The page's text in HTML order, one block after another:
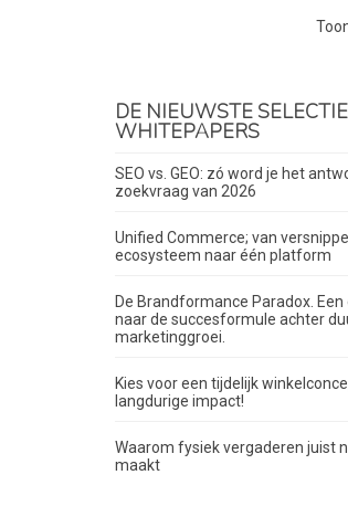
DE NIEUWSTE SELECTIE
WHITEPAPERS
SEO vs. GEO: zó word je het
zoekvraag van 2026
Unified Commerce; van
ecosysteem naar één platform
De Brandformance Paradox.
naar de succesformule achter
marketinggroei.
Kies voor een tijdelijk
langdurige impact!
Waarom fysiek vergaderen juist
maakt